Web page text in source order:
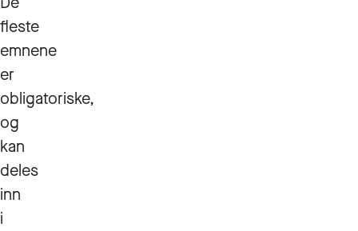
fleste
emnene
er
obligatoriske,
og
kan
deles
inn
i